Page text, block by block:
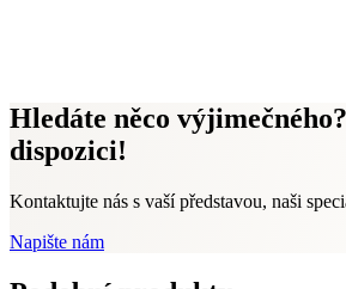
Hledáte něco
dispozici!
Kontaktujte nás s vaší představou, naši
Napište nám